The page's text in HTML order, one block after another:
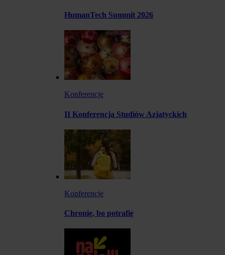
HumanTech Summit 2026
Konferencje
II Konferencja Studiów Azjatyckich
Konferencje
Chronię, bo potrafię